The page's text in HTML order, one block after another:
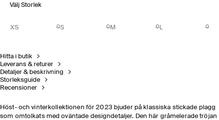
Välj Storlek
XS S M L
Hitta i butik
Leverans & returer
Detaljer & beskrivning
Storleksguide
Recensioner
Höst- och vinterkollektionen för 2023 bjuder på klassiska stickade plagg
som omtolkats med oväntade designdetaljer. Den här gråmelerade tröjan